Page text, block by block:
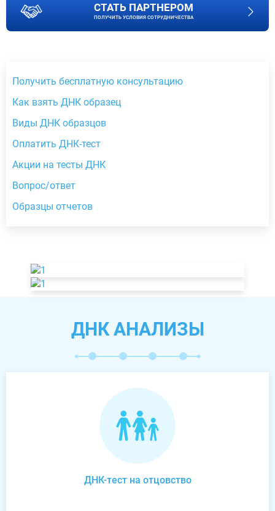
СТАТЬ ПАРТНЕРОМ
ПОЛУЧИТЬ УСЛОВИЯ СОТРУДНИЧЕСТВА
Получить бесплатную консультацию
Как взять ДНК образец
Виды ДНК образцов
Оплатить ДНК-тест
Акции на тесты ДНК
Вопрос/ответ
Образцы отчетов
ДНК АНАЛИЗЫ
ДНК-тест на отцовство